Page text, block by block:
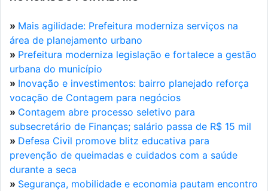
» Mais agilidade: Prefeitura moderniza serviços na
área de planejamento urbano
» Prefeitura moderniza legislação e fortalece a gestão
urbana do município
» Inovação e investimentos: bairro planejado reforça
vocação de Contagem para negócios
» Contagem abre processo seletivo para
subsecretário de Finanças; salário passa de R$ 15 mil
» Defesa Civil promove blitz educativa para
prevenção de queimadas e cuidados com a saúde
durante a seca
» Segurança, mobilidade e economia pautam encontro